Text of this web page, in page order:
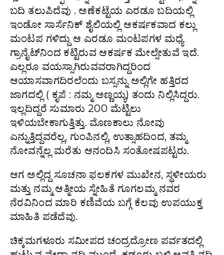
ಬದಿ ತಲುಪಿದೆವು . ಅಣೆಕಟ್ಟೆಯ ಎರಡೂ ಬದಿಯಲ್ಲಿ
ಇಂಡೋ ಸಾರ್ಸೆನಿಕ್ ಶೈಲಿಯಲ್ಲಿ ಆಕರ್ಷಕವಾದ ಕಲ್ಲು
ಮಂಟಪ ಗಳಿದ್ದು ಆ ಎರಡೂ ಮಂಟಪಗಳ ಮಧ್ಯೆ
ಗ್ರಾನೈಟ್‌ನಿಂದ ಕಟ್ಟಿರುವ ಆಕರ್ಷಕ ಮೇಲ್ಸೇತುವೆ‌ ಇದೆ.
ಎಲ್ಲರೂ ವಯಸ್ಸಾಗಿರುವವರಾಗಿದ್ದರಿಂದ
ಆಯಾಸವಾಗದಿರಲೆಂದು ಬಸ್ಸನ್ನು ಅಲ್ಲಿಗೇ ಹತ್ತಿರದ
ಜಾಗದಲ್ಲಿ ( ಕೃಪೆ : ನಮ್ಮ ಅಣ್ಣಯ್ಯ) ತಂದು ನಿಲ್ಲಿಸಿದ್ದರು.
ಇಲ್ಲದಿದ್ದರೆ ಸುಮಾರು 200 ಮೆಟ್ಟಿಲು
ಇಳಿಯಬೇಕಾಗುತ್ತಿತ್ತು. ಮೊಣಕಾಲು ನೋವು
ಎನ್ನುತ್ತಿದ್ದವರೆಲ್ಲ, ಗುಂಪಿನಲ್ಲಿ, ಉತ್ಸಾಹದಿಂದ, ತಮ್ಮ
ನೋವನ್ನೆಲ್ಲ ಮರೆತು ಆನಂದಿಸಿ ಸಂತೋಷಪಟ್ಟರು.
ಆಗ ಅಲ್ಲಿದ್ದ ಸೂಚನಾ ಫಲಕಗಳ ಮುಖೇನ, ಸ್ಥಳೀಯರು
ಮತ್ತು ನಮ್ಮ ಆತ್ಮೀಯ ಸ್ನೇಹಿತೆ ಗೂಗಲಮ್ಮ ನವರ
ನೆರವಿನಿಂದ ಮಾರಿ ಕಣಿವೆಯ ಬಗ್ಗೆ ಕೆಲವು ಉಪಯುಕ್ತ
ಮಾಹಿತಿ ಪಡೆದೆವು.
ಚಿಕ್ಕಮಗಳೂರು ಸಮೀಪದ ಚಂದ್ರದ್ರೋಣ ಪರ್ವತದಲ್ಲಿ